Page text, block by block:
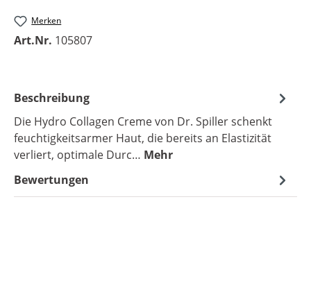
Merken
Art.Nr. 105807
Beschreibung
Die Hydro Collagen Creme von Dr. Spiller schenkt
feuchtigkeitsarmer Haut, die bereits an Elastizität
verliert, optimale Durc… Mehr
Bewertungen